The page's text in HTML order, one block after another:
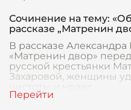
Сочинение на тему:
рассказе „Матренин
В рассказе
«Матренин двор»
русской крестьянки
Захаровой, женщины